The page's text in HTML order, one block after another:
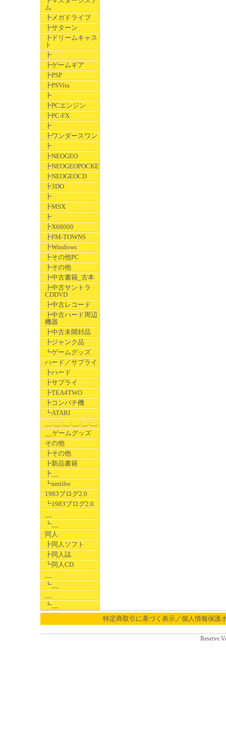
ム
┣メガドライブ
┣サターン
┣ドリームキャス
ト
┣
┣ゲームギア
┣PSP
┣PSVita
┣
┣PCエンジン
┣PC-FX
┣
┣ワンダースワン
┣
┣NEOGEO
┣NEOGEOPOCKET
┣NEOGEOCD
┣3DO
┣
┣MSX
┣
┣X68000
┣FM-TOWNS
┣Windows
┣その他PC
┣その他
┣中古書籍_古本
┣中古サントラ
CDDVD
┣中古レコード
┣中古ハード周辺
機器
┣中古未開封品
┣ジャンク品
┗ゲームグッズ
ハード／サプライ
┣ハード
┣サプライ
┣TEA4TWO
┣コンパチ機
┗ATARI
__:__:__:__:__:__:__
__ゲームグッズ
その他
┣その他
┣新品書籍
┣__
┗amiibo
1983ブログ2.0
┗1983ブログ2.0
┗__
同人
┣同人ソフト
┣同人誌
┗同人CD
┗__
┗__
特定商取引に基づく表示／個人情報保護
Reserve